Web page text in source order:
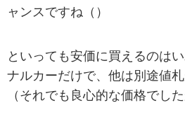
ャンスですね（）
といっても安価に買えるのは
ナルカーだけで、他は別途値札
（それでも良心的な価格でした